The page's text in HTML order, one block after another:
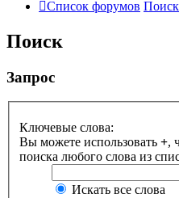
Список форумов Поиск
Поиск
Запрос
Ключевые слова:
Вы можете использовать +,
поиска любого слова из
Искать все слова